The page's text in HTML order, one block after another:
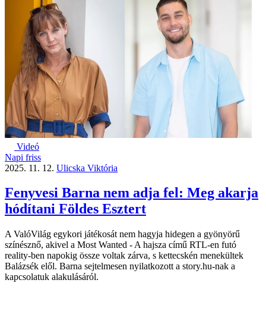
Videó
Napi friss
2025. 11. 12. Ulicska Viktória
Fenyvesi Barna nem adja fel: Meg akarja
hódítani Földes Esztert
A ValóVilág egykori játékosát nem hagyja hidegen a gyönyörű
színésznő, akivel a Most Wanted - A hajsza című RTL-en futó
reality-ben napokig össze voltak zárva, s kettecskén menekültek
Balázsék elől. Barna sejtelmesen nyilatkozott a story.hu-nak a
kapcsolatuk alakulásáról.